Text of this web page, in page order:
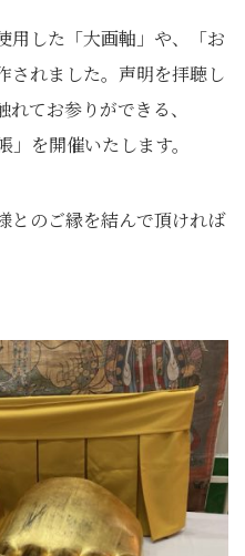
用した「大画軸」や、「お
されました。声明を拝聴し
てお参りができる、
」を開催いたします。
とのご縁を結んで頂ければ